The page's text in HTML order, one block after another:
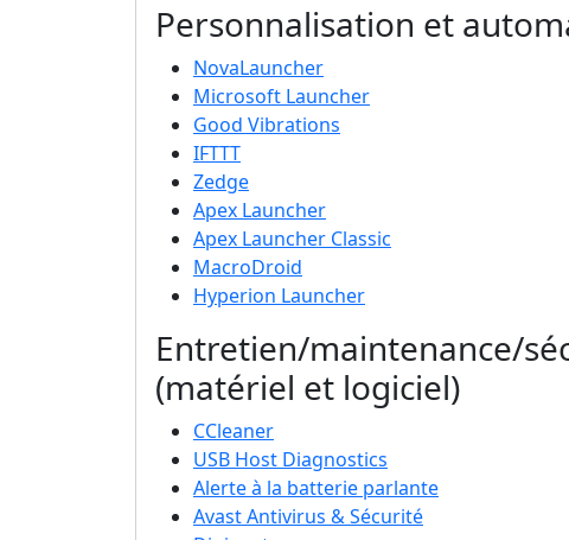
Personnalisation et
NovaLauncher
Microsoft Launcher
Good Vibrations
IFTTT
Zedge
Apex Launcher
Apex Launcher Classic
MacroDroid
Hyperion Launcher
Entretien/maintenance/
(matériel et logiciel)
CCleaner
USB Host Diagnostics
Alerte à la batterie parlante
Avast Antivirus & Sécurité